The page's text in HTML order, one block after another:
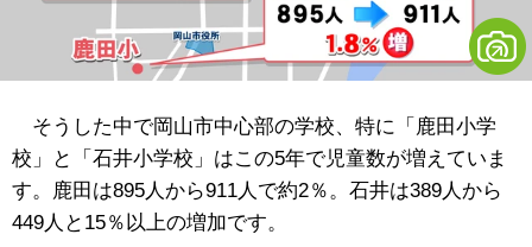
そうした中で岡山市中心部の学校、特に「鹿田小学
校」と「石井小学校」はこの5年で児童数が増えていま
す。鹿田は895人から911人で約2％。石井は389人から
449人と15％以上の増加です。